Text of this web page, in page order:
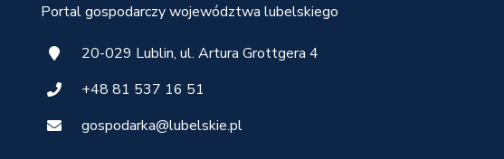
Portal gospodarczy województwa lubelskiego
20-029 Lublin, ul. Artura Grottgera 4
+48 81 537 16 51
gospodarka@lubelskie.pl